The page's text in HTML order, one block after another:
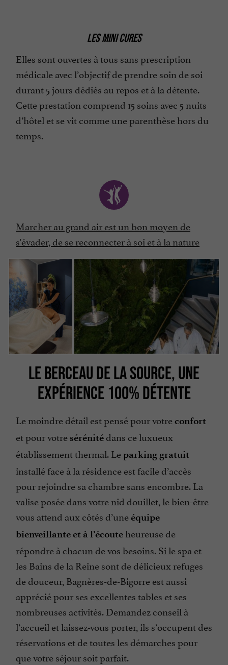
LES MINI CURES
Elles sont ouvertes à tous sans prescription
médicale avec l’objectif de prendre soin de soi
durant 5 jours dédiés au repos et à la détente.
Cette prestation comprend 15 soins avec 5 nuits
d’hôtel et se vit comme une parenthèse hors du
temps.
Marcher au grand air est un bon moyen de
s'évader, de se reconnecter à soi et à la nature
LE BERCEAU DE LA SOURCE, UNE
EXPÉRIENCE 100% DÉTENTE
Le moindre détail est pensé pour votreconfort
et pour votre sérénitédans ce luxueux
établissement thermal. Leparking gratuit
installé face à la résidence est facile d’accès
pour rejoindre sa chambre sans encombre. La
valise posée dans votre nid douillet, le bien-être
vous attend aux côtés d’uneéquipe
bienveillante et à l’écoute heureuse de
répondre à chacun de vos besoins. Si le spa et
les Bains de la Reine sont de délicieux refuges
de douceur, Bagnères-de-Bigorre est aussi
apprécié pour ses excellentes tables et ses
nombreuses activités. Demandez conseil à
l’accueil et laissez-vous porter, ils s’occupent des
réservations et de toutes les démarches pour
que votre séjour soit parfait.